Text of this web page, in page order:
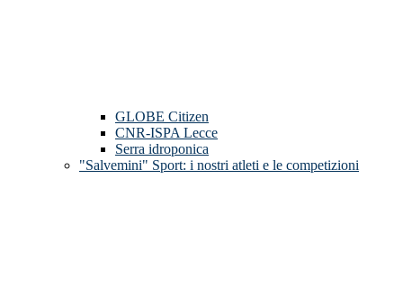
GLOBE Citizen
CNR-ISPA Lecce
Serra idroponica
"Salvemini" Sport: i nostri atleti e le competizioni